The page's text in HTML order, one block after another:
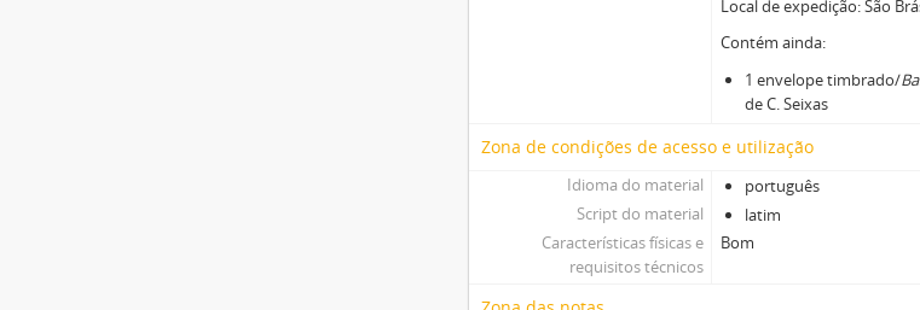
Local de expedição: São
Contém ainda:
1 envelope timbrado/
de C. Seixas
Zona de condições de acesso e utilização
Idioma do material
português
Script do material
latim
Características físicas e
requisitos técnicos
Bom